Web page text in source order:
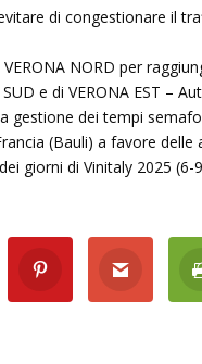
di congestionare il
NORD per
e di VERONA EST –
gestione dei tempi
(Bauli) a favore
giorni di Vinitaly 2025 (6-